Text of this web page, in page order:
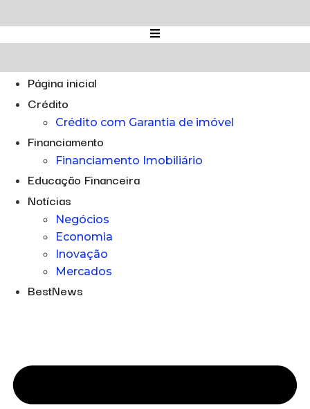
para
o
Página inicial
Crédito
Crédito com Garantia de imóvel
Financiamento
Financiamento Imobiliário
Educação Financeira
Notícias
Negócios
Economia
Inovação
Mercados
BestNews